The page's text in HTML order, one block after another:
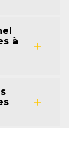
à